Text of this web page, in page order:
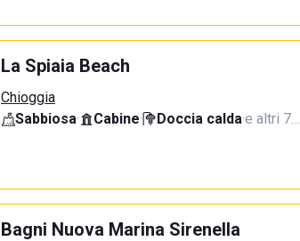
La Spiaia Beach
Chioggia
Sabbiosa· Cabine· Doccia calda·e altri 7…
Bagni Nuova Marina Sirenella